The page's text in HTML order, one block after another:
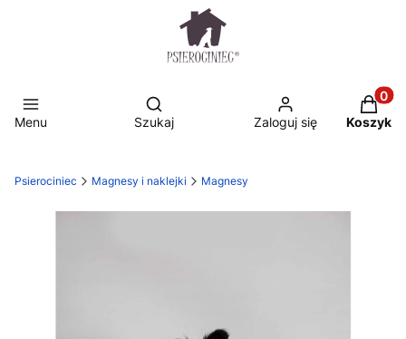
Menu
Otwórz wyszukiwarkę
Szukaj Zaloguj się Koszyk
Psierociniec Magnesy i naklejki Magnesy